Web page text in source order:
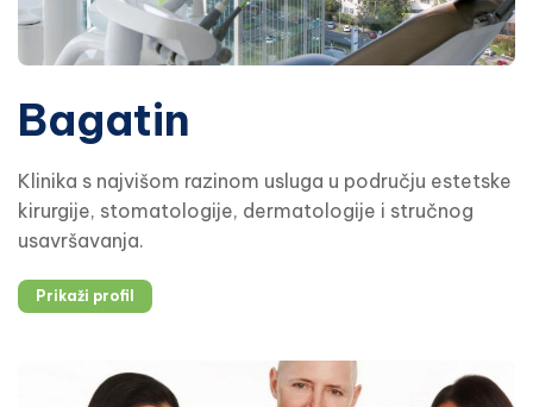
Bagatin
Klinika s najvišom razinom usluga u području estetske
kirurgije, stomatologije, dermatologije i stručnog
usavršavanja.
Prikaži profil